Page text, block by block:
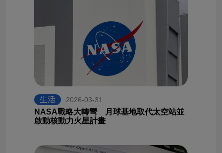
生活 2026-03-31
NASA戰略大轉彎 月球基地取代太空站並
啟動核動力火星計畫